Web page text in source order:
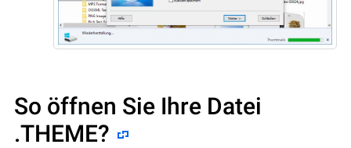
So öffnen Sie Ihre Datei
.THEME?